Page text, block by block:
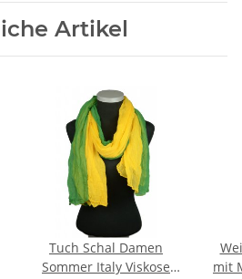
Artikel
Tuch Schal Damen
Sommer Italy Viskose
mit